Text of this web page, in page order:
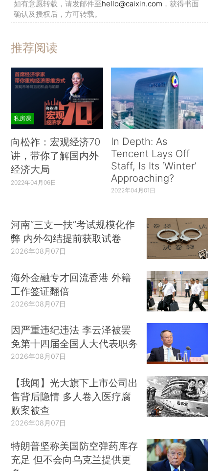
如有意愿转载，请发邮件至hello@caixin.com ，获得书面
确认及授权后，方可转载。
推荐阅读
私房课
向松祚：宏观经济70
讲，带你了解国内外
经济大局
2022年04月06日
In Depth: As
Tencent Lays Off
Staff, Is Its ‘Winter’
Approaching?
2022年04月01日
河南“三支一扶”考试规模化作
弊 内外勾结提前获取试卷
2026年08月07日
海外金融专才回流香港 外籍
工作签证翻倍
2026年08月07日
因严重违纪违法 李云泽被罢
免第十四届全国人大代表职务
2026年08月07日
【我闻】光大旗下上市公司出
售背后隐情 多人卷入医疗腐
败案被查
2026年08月07日
特朗普坚称美国防空弹药库存
充足 但不会向乌克兰提供更